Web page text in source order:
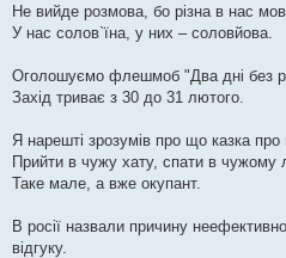
Не вийде розмова, бо різна в нас
У нас солов`їна, у них – соловйова.
Оголошуємо флешмоб "Два дні без
Захід триває з 30 до 31 лютого.
Я нарешті зрозумів про що казка
Прийти в чужу хату, спати в чужому
Таке мале, а вже окупант.
В росії назвали причину
відгуку.